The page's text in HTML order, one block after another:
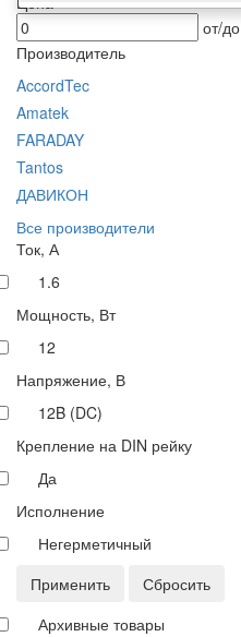
от/до
Производитель
AccordTec
Amatek
FARADAY
Tantos
ДАВИКОН
Все производители
Ток, А
1.6
Мощность, Вт
12
Напряжение, В
12B (DC)
Крепление на DIN рейку
Да
Исполнение
Негерметичный
Применить
Сбросить
Архивные товары